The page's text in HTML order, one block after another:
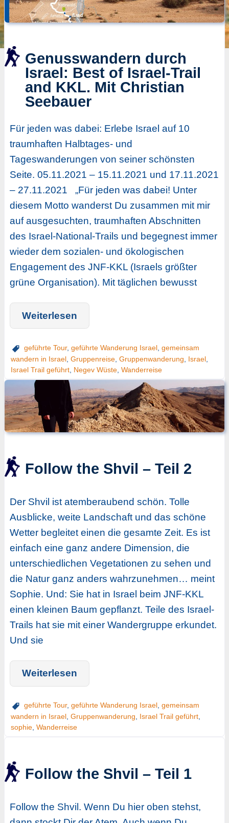
Genusswandern durch
Israel: Best of Israel-Trail
and KKL. Mit Christian
Seebauer
Für jeden was dabei: Erlebe Israel auf 10
traumhaften Halbtages- und
Tageswanderungen von seiner schönsten
Seite. 05.11.2021 – 15.11.2021 und 17.11.2021
– 27.11.2021 „Für jeden was dabei! Unter
diesem Motto wanderst Du zusammen mit mir
auf ausgesuchten, traumhaften Abschnitten
des Israel-National-Trails und begegnest immer
wieder dem sozialen- und ökologischen
Engagement des JNF-KKL (Israels größter
grüne Organisation). Mit täglichen bewusst
Weiterlesen
geführte Tour, geführte Wanderung Israel, gemeinsam
wandern in Israel, Gruppenreise, Gruppenwanderung Israel,
Israel Trail geführt, Negev Wüste, Wanderreise
Follow the Shvil – Teil 2
Der Shvil ist atemberaubend schön. Tolle
Ausblicke, weite Landschaft und das schöne
Wetter begleitet einen die gesamte Zeit. Es ist
einfach eine ganz andere Dimension, die
unterschiedlichen Vegetationen zu sehen und
die Natur ganz anders wahrzunehmen… meint
Sophie. Und: Sie hat in Israel beim JNF-KKL
einen kleinen Baum gepflanzt. Teile des Israel-
Trails hat sie mit einer Wandergruppe erkundet.
Und sie
Weiterlesen
geführte Tour, geführte Wanderung Israel, gemeinsam
wandern in Israel, Gruppenwanderung, Israel Trail geführt,
sophie, Wanderreise
Follow the Shvil – Teil 1
Follow the Shvil. Wenn Du hier oben stehst,